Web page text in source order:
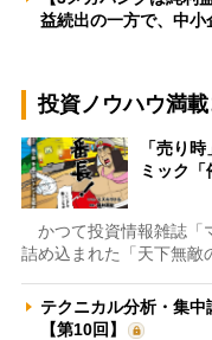
益続出の一方で、中
投資ノウハウ満載
「売り
ミック「
かつて投資情報雑誌「
詰め込まれた「天下無敵
テクニカル分析・集
【第10回】